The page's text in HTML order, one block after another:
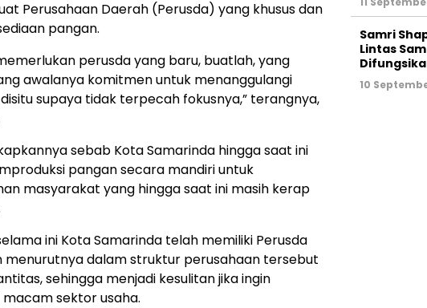
Perusahaan Daerah (Perusda) yang khusus dan
pangan.
perusda yang baru, buatlah, yang
awalanya komitmen untuk menanggulangi
supaya tidak terpecah fokusnya,” terangnya,
sebab Kota Samarinda hingga saat ini
pangan secara mandiri untuk
masyarakat yang hingga saat ini masih kerap
ini Kota Samarinda telah memiliki Perusda
menurutnya dalam struktur perusahaan tersebut
sehingga menjadi kesulitan jika ingin
sektor usaha.
Samri
Lintas
10